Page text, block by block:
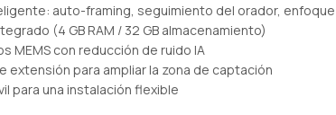
auto-framing, seguimiento del orador,
(4 GB RAM / 32 GB almacenamiento)
MEMS con reducción de ruido IA
extensión para ampliar la zona de captación
para una instalación flexible